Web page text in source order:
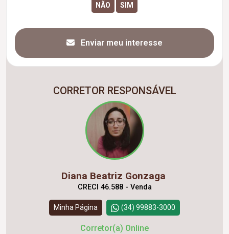
Enviar meu interesse
CORRETOR RESPONSÁVEL
Diana Beatriz Gonzaga
CRECI 46.588 - Venda
Minha Página (34) 99883-3000
Corretor(a) Online